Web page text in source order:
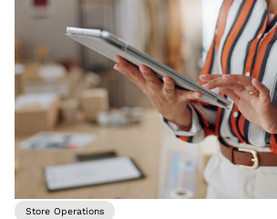
Store Operations